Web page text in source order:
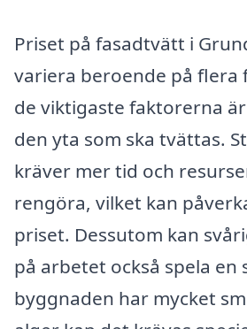
Priset på fasadtvätt i
variera beroende på flera
de viktigaste faktorerna
den yta som ska tvättas.
kräver mer tid och
rengöra, vilket kan
priset. Dessutom kan
på arbetet också spela en
byggnaden har mycket